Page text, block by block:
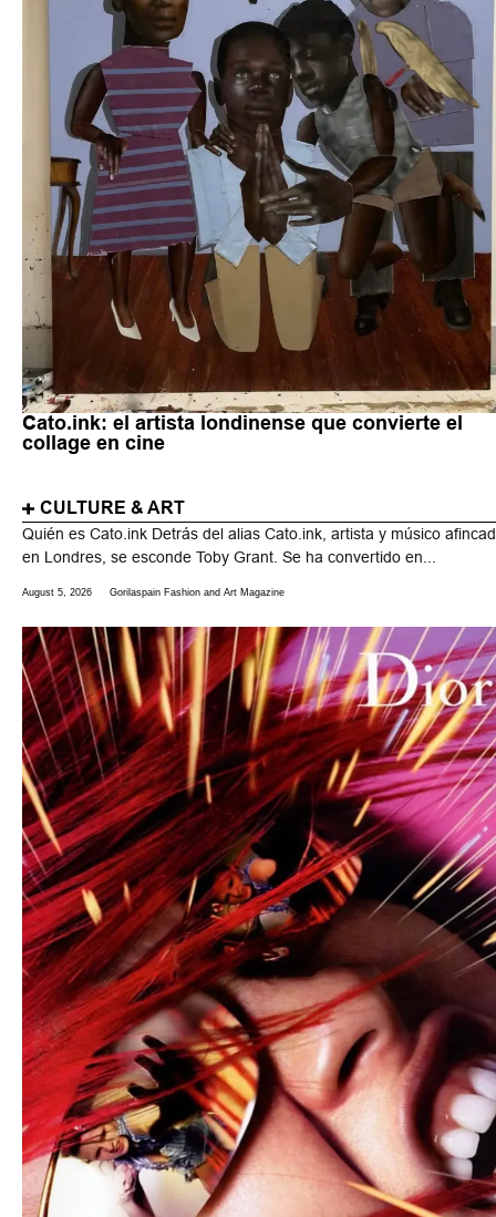
Cato.ink: el artista londinense que convierte el
collage en cine
CULTURE & ART
Quién es Cato.ink Detrás del alias Cato.ink, artista y músico
en Londres, se esconde Toby Grant. Se ha convertido en...
August 5, 2026 Gorilaspain Fashion and Art Magazine